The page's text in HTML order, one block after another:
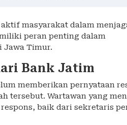
masyarakat dalam
peran penting dalam
Jawa Timur.
Bank Jatim
memberikan pernyataan
tersebut. Wartawan yang
baik dari sekretaris